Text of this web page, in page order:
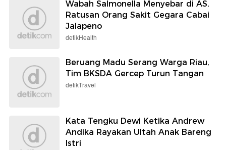
Wabah Salmonella Menyebar di AS,
Ratusan Orang Sakit Gegara Cabai
Jalapeno
detikHealth
Beruang Madu Serang Warga Riau,
Tim BKSDA Gercep Turun Tangan
detikTravel
Kata Tengku Dewi Ketika Andrew
Andika Rayakan Ultah Anak Bareng
Istri